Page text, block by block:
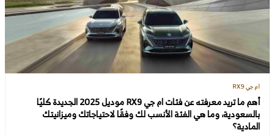
ام جي RX9
أهم ما تريد معرفته عن فئات ام جي RX9 موديل 2025 الجديدة كليًا
بالسعودية، وما هي الفئة الأنسب لك وفقًا لاحتياجاتك وميزانيتك
المادية؟